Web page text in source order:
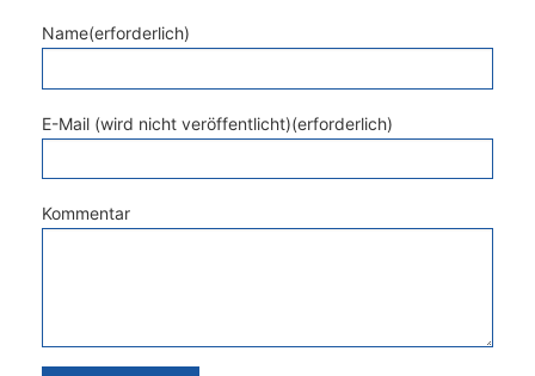
Name(erforderlich)
E-Mail (wird nicht veröffentlicht)(erforderlich)
Kommentar